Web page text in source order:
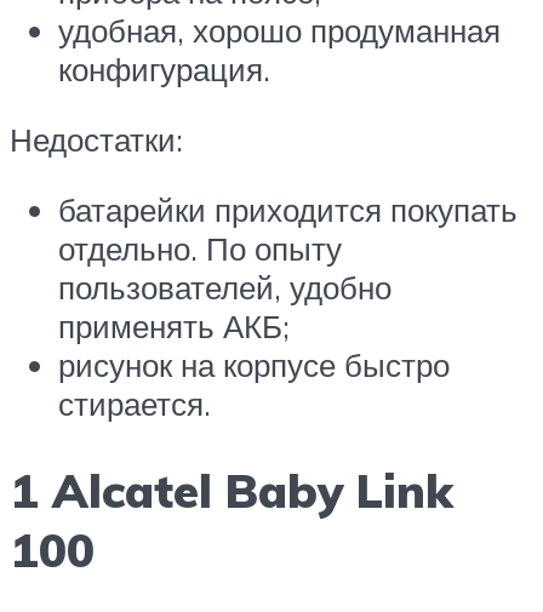
удобная, хорошо продуманная
конфигурация.
Недостатки:
батарейки приходится покупать
отдельно. По опыту
пользователей, удобно
применять АКБ;
рисунок на корпусе быстро
стирается.
1 Alcatel Baby Link
100